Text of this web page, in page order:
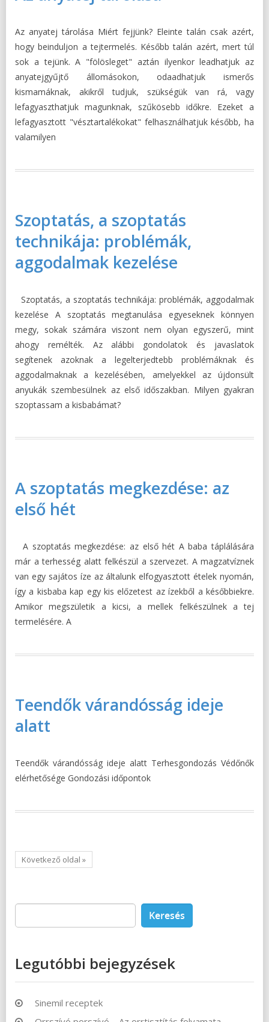
Az anyatej tárolása Miért fejjünk? Eleinte talán csak azért,
hogy beinduljon a tejtermelés. Később talán azért, mert túl
sok a tejünk. A "fölösleget" aztán ilyenkor leadhatjuk az
anyatejgyűjtő állomásokon, odaadhatjuk ismerős
kismamáknak, akikről tudjuk, szükségük van rá, vagy
lefagyaszthatjuk magunknak, szűkösebb időkre. Ezeket a
lefagyasztott "vésztartalékokat" felhasználhatjuk később, ha
valamilyen
Szoptatás, a szoptatás
technikája: problémák,
aggodalmak kezelése
Szoptatás, a szoptatás technikája: problémák, aggodalmak
kezelése A szoptatás megtanulása egyeseknek könnyen
megy, sokak számára viszont nem olyan egyszerű, mint
ahogy remélték. Az alábbi gondolatok és javaslatok
segítenek azoknak a legelterjedtebb problémáknak és
aggodalmaknak a kezelésében, amelyekkel az újdonsült
anyukák szembesülnek az első időszakban. Milyen gyakran
szoptassam a kisbabámat?
A szoptatás megkezdése: az
első hét
A szoptatás megkezdése: az első hét A baba táplálására
már a terhesség alatt felkészül a szervezet. A magzatvíznek
van egy sajátos íze az általunk elfogyasztott ételek nyomán,
így a kisbaba kap egy kis előzetest az ízekből a későbbiekre.
Amikor megszületik a kicsi, a mellek felkészülnek a tej
termelésére. A
Teendők várandósság ideje
alatt
Teendők várandósság ideje alatt Terhesgondozás Védőnők
elérhetősége Gondozási időpontok
Következő oldal »
Keresés:
Legutóbbi bejegyzések
Sinemil receptek